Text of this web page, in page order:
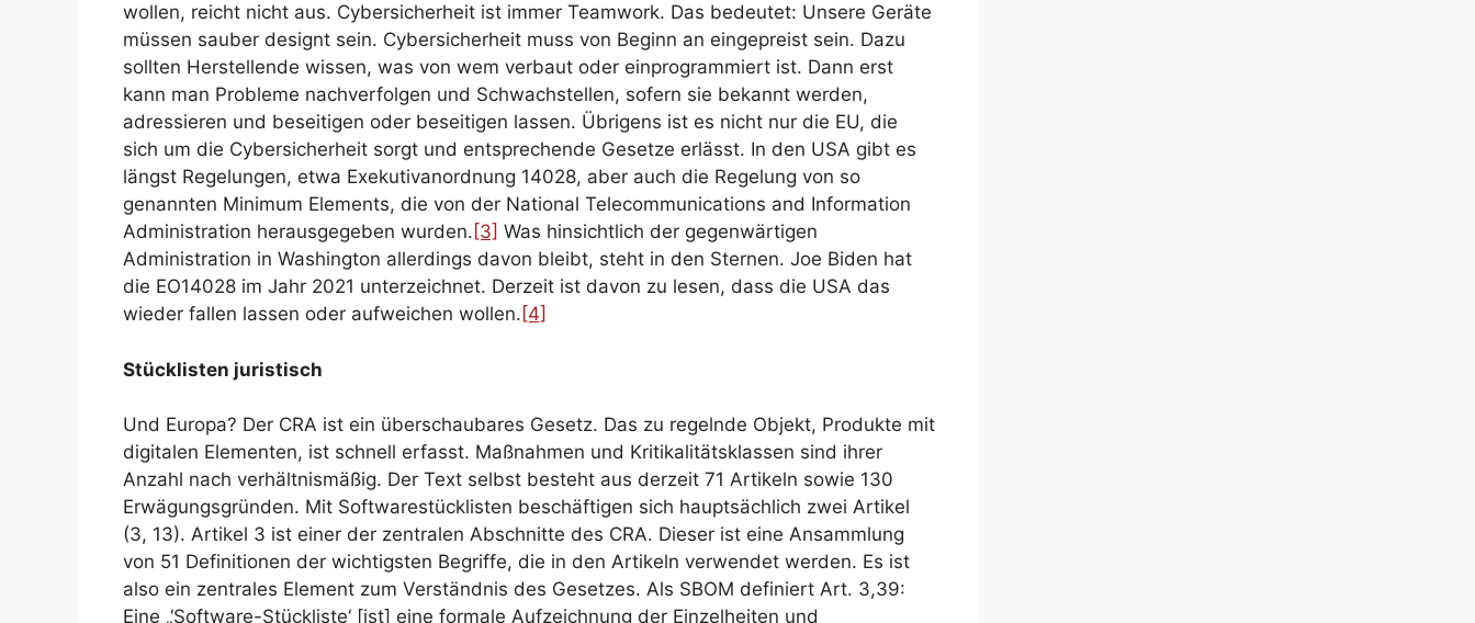
wollen, reicht nicht aus. Cybersicherheit ist immer Teamwork. Das bedeutet: Unsere Geräte
müssen sauber designt sein. Cybersicherheit muss von Beginn an eingepreist sein. Dazu
sollten Herstellende wissen, was von wem verbaut oder einprogrammiert ist. Dann erst
kann man Probleme nachverfolgen und Schwachstellen, sofern sie bekannt werden,
adressieren und beseitigen oder beseitigen lassen. Übrigens ist es nicht nur die EU, die
sich um die Cybersicherheit sorgt und entsprechende Gesetze erlässt. In den USA gibt es
längst Regelungen, etwa Exekutivanordnung 14028, aber auch die Regelung von so
genannten Minimum Elements, die von der National Telecommunications and Information
Administration herausgegeben wurden. [3] Was hinsichtlich der gegenwärtigen
Administration in Washington allerdings davon bleibt, steht in den Sternen. Joe Biden hat
die EO14028 im Jahr 2021 unterzeichnet. Derzeit ist davon zu lesen, dass die USA das
wieder fallen lassen oder aufweichen wollen. [4]
Stücklisten juristisch
Und Europa? Der CRA ist ein überschaubares Gesetz. Das zu regelnde Objekt, Produkte mit
digitalen Elementen, ist schnell erfasst. Maßnahmen und Kritikalitätsklassen sind ihrer
Anzahl nach verhältnismäßig. Der Text selbst besteht aus derzeit 71 Artikeln sowie 130
Erwägungsgründen. Mit Softwarestücklisten beschäftigen sich hauptsächlich zwei Artikel
(3, 13). Artikel 3 ist einer der zentralen Abschnitte des CRA. Dieser ist eine Ansammlung
von 51 Definitionen der wichtigsten Begriffe, die in den Artikeln verwendet werden. Es ist
also ein zentrales Element zum Verständnis des Gesetzes. Als SBOM definiert Art. 3,39:
Eine „‘Software-Stückliste‘ [ist] eine formale Aufzeichnung der Einzelheiten und